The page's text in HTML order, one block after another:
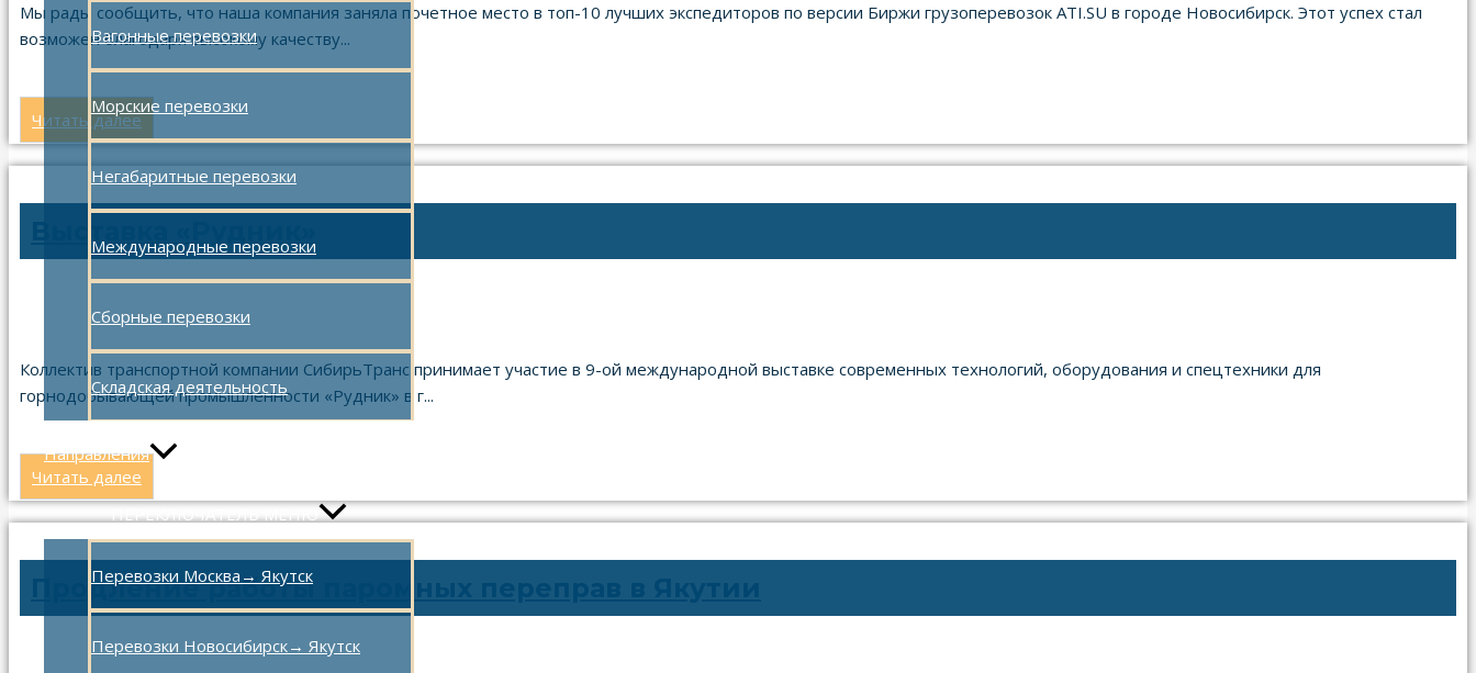
Вагонные перевозки
Морские перевозки
Негабаритные перевозки
Международные перевозки
Сборные перевозки
Складская деятельность
Направления
ПЕРЕКЛЮЧАТЕЛЬ МЕНЮ
Перевозки Москва→ Якутск
Перевозки Новосибирск→ Якутск
Мы рады сообщить, что наша компания заняла почетное место в топ-10 лучших экспедиторов по версии Биржи грузоперевозок ATI.SU в городе Новосибирск. Этот успех стал
возможен благодаря высокому качеству...
Читать далее
Коллектив транспортной компании СибирьТранс принимает участие в 9-ой международной выставке современных технологий, оборудования и спецтехники для
горнодобывающей промышленности «Рудник» в г...
Читать далее
Продление работы паромных переправ в Якутии